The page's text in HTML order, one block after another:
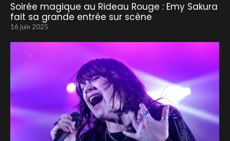
Soirée magique au Rideau Rouge : Emy Sakura
fait sa grande entrée sur scène
16 juin 2025